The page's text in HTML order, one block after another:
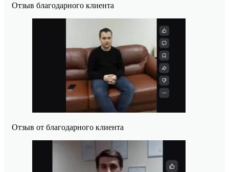
Отзыв благодарного клиента
Отзыв от благодарного клиента